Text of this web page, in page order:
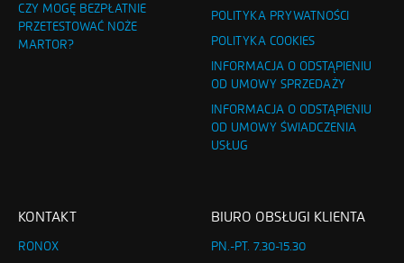
CZY MOGĘ BEZPŁATNIE
PRZETESTOWAĆ NOŻE
MARTOR?
POLITYKA PRYWATNOŚCI
POLITYKA COOKIES
INFORMACJA O ODSTĄPIENIU
OD UMOWY SPRZEDAŻY
INFORMACJA O ODSTĄPIENIU
OD UMOWY ŚWIADCZENIA
USŁUG
KONTAKT
RONOX
BIURO OBSŁUGI KLIENTA
PN.-PT. 7.30-15.30